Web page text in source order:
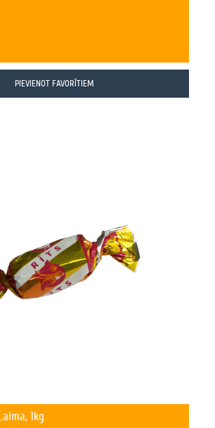
PIEVIENOT FAVORĪTIEM
1kg